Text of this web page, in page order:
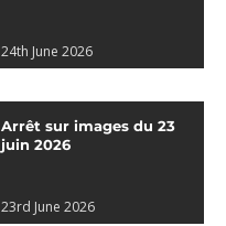
24th June 2026
Arrêt sur images du 23
juin 2026
23rd June 2026